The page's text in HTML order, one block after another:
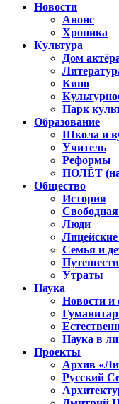
Новости
Анонс
Хроника
Культура
Дом
Кино
Парк
Образование
Школа и
Учитель
Реформы
ПОЛЁТ
Общество
История
Люди
Лицейские
Семья и
Утраты
Наука
Новости
Наука в
Проекты
Архив
Русский